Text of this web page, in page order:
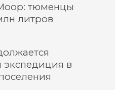
тюменцы
литров
экспедиция в